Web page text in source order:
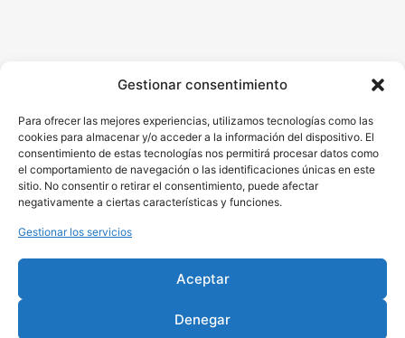
Gestionar consentimiento
Para ofrecer las mejores experiencias, utilizamos tecnologías como las
cookies para almacenar y/o acceder a la información del dispositivo. El
consentimiento de estas tecnologías nos permitirá procesar datos como
el comportamiento de navegación o las identificaciones únicas en este
sitio. No consentir o retirar el consentimiento, puede afectar
negativamente a ciertas características y funciones.
Gestionar los servicios
Aceptar
Denegar
INSTALA CANALONES
Hola! Estas visitante la pagina
Instalacion de Canalones en Murcia, si
tienes dudas o quieres un presupuesto
puedes usar este botón para contactar
conmigo directamente.